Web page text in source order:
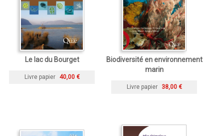
Le lac du Bourget
Livre papier 40,00 €
Biodiversité en environnement
marin
Livre papier 38,00 €